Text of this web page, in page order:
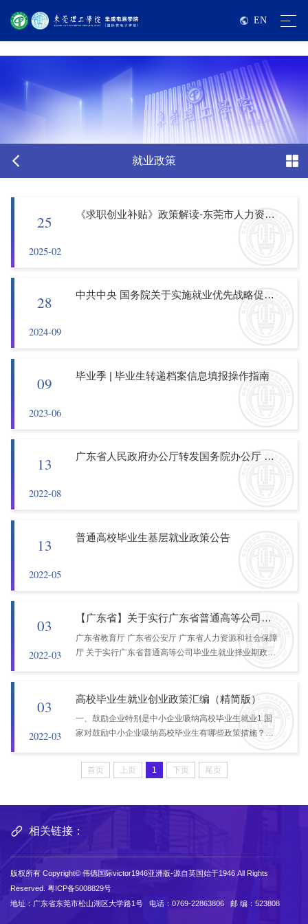
EN
就业政策
25
2025-02
《求职创业补贴》政策解读-东莞市人力资源和社会保障局网站
28
2024-09
中共中央 国务院关于实施就业优先战略促进高质量充分就业的意见
09
2023-06
毕业季 | 毕业生转递档案信息填报操作指南
13
2022-08
广东省人民政府办公厅转发国务院办公厅 关于进一步做好高校毕业生等青年 就业创业工作的通知
13
2022-05
普通高校毕业生基层就业政策公告
03
2022-03
【广东省】关于实行广东省普通高等公司毕业生就业择业期政策（试行）的通知
广东省教育厅 广东省公安厅 广东省人力资源和社会保障
厅 关于实行广东省普通高等公司毕业生就业择业期政策
导，深入贯彻习近平总书记重要讲话精神，努力...
03
2022-03
高校毕业生就业创业政策汇编（精简版）
​一、鼓励企业特别是中小企业吸纳高校毕业生就业1.国
家对鼓励中小企业吸纳高校毕业生有哪些政策措施？按
见》（国发〔2015〕23号）等文件规定：（1）对招收
高校毕业生达到一定数量的中小企业，地方财政应...
首页 上页 1 下页 尾页
相关链接：
版权所有 Copyright© 伟德国际victor1946亚洲版-源自英国始于1946 All Rights
Reserved. 粤ICP备5008829号
地址：广东省东莞市松山湖区大学路1号 电话：0769-22863806 邮 编：523808